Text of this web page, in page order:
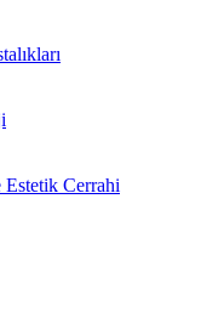
Cerrahi